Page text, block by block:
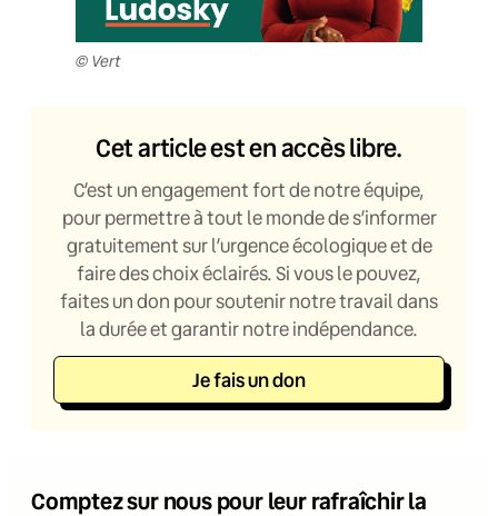
© Vert
Cet article est en accès libre.
C’est un engagement fort de notre équipe,
pour permettre à tout le monde de s’informer
gratuitement sur l’urgence écologique et de
faire des choix éclairés. Si vous le pouvez,
faites un don pour soutenir notre travail dans
la durée et garantir notre indépendance.
Je fais un don
Comptez sur nous pour leur rafraîchir la